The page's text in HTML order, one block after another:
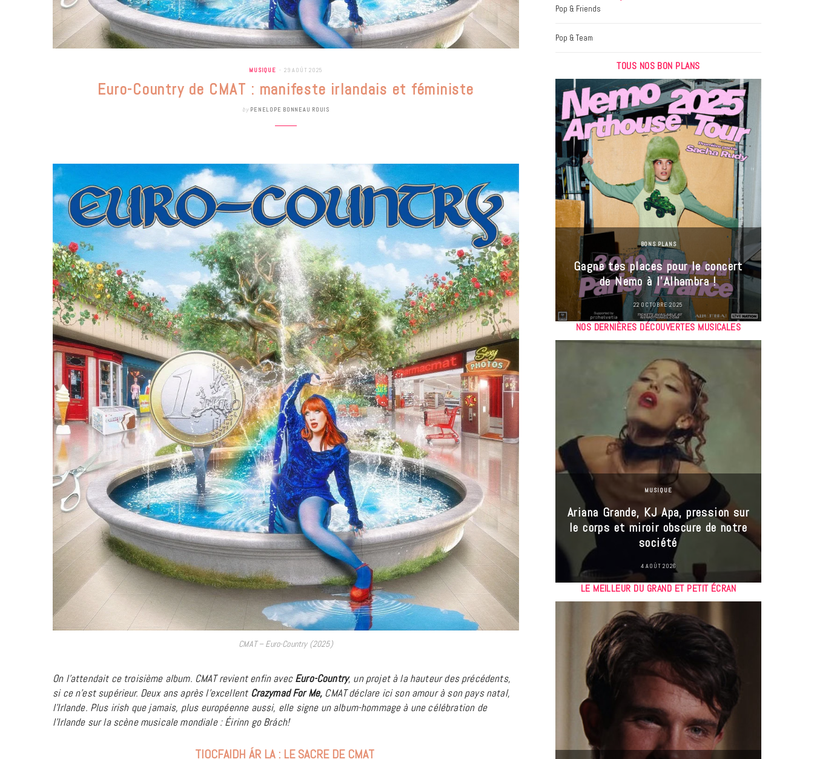
MUSIQUE 29 AOÛT 2025
Euro-Country de CMAT : manifeste irlandais et féministe
by PENELOPE BONNEAU ROUIS
CMAT – Euro-Country (2025)
On l’attendait ce troisième album. CMAT revient enfin avecEuro-Country, un projet à la hauteur des précédents,
si ce n’est supérieur. Deux ans après l’excellentCrazymad For Me, CMAT déclare ici son amour à son pays natal,
l’Irlande. Plus irish que jamais, plus européenne aussi, elle signe un album-hommage à une célébration de
l’Irlande sur la scène musicale mondiale :Éirinn go Brách!
TIOCFAIDH ÁR LA : LE SACRE DE CMAT
Pop & Friends
Pop & Team
TOUS NOS BON PLANS
BONS PLANS
Les Eclatantes : une soirée entre
concerts, expos, kart, aéroplume…
à la Cité des Sciences
14 DÉCEMBRE 2022
BONS PLANS
Gagne tes places pour le concert
de Nemo à l’Alhambra !
22 OCTOBRE 2025
NOS DERNIÈRES DÉCOUVERTES MUSICALES
MUSIQUE
Cage The Elephant, l’ivoire du rock
dévoile « Beaches In Tennessee »
18 JUILLET 2026
MUSIQUE
Ariana Grande, KJ Apa, pression sur
le corps et miroir obscure de notre
société
4 AOÛT 2026
LE MEILLEUR DU GRAND ET PETIT ÉCRAN